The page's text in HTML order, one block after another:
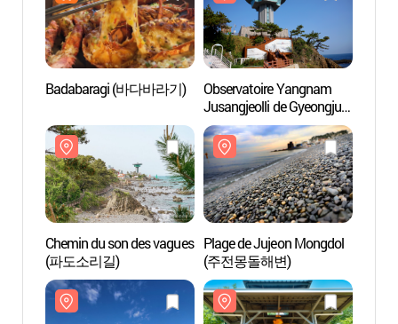
Badabaragi (바다바라기)
Observatoire Yangnam
Jusangjeolli de Gyeongju
(경주 양남 주상절리
전망대)
Chemin du son des vagues
(파도소리길)
Plage de Jujeon Mongdol
(주전몽돌해변)